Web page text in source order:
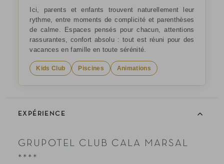
EXPÉRIENCE
GRUPOTEL CLUB CALA MARSAL
****
Ici, parents et enfants trouvent naturellement leur
rythme, entre moments de complicité et parenthèses
de calme. Espaces pensés pour chacun, attentions
rassurantes, confort absolu : tout est réuni pour des
vacances en famille en toute sérénité.
Kids Club Piscines Animations